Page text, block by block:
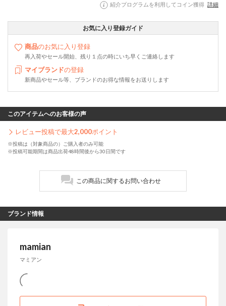
紹介プログラムを利用してコイン獲得 詳細
お気に入り登録ガイド
商品のお気に入り登録
再入荷やセール開始、残り１点の時にいち早くご連絡します
マイブランドの登録
新商品やセール等、ブランドのお得な情報をお送りします
このアイテムへのお客様の声
レビュー投稿で最大2,000ポイント
※投稿は（対象商品の）ご購入者のみ可能
※投稿可能期間は商品出荷48時間後から30日間です
この商品に関するお問い合わせ
ブランド情報
mamian
マミアン